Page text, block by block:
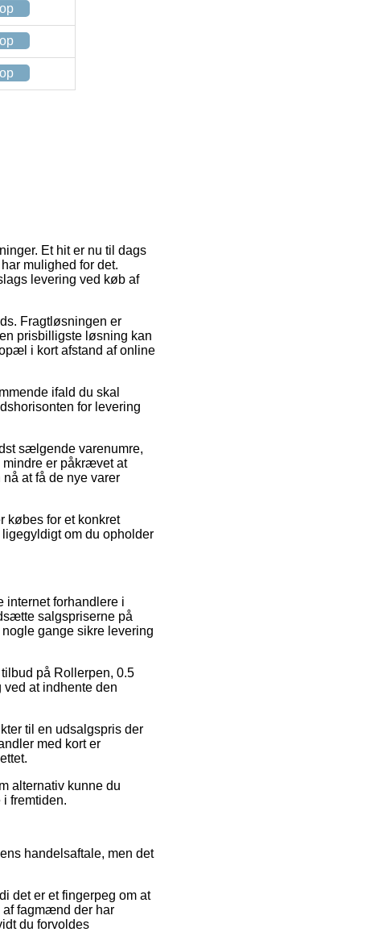
Et hit er nu til dags
mulighed for det.
levering ved køb af
Fragtløsningen er
prisbilligste løsning kan
i kort afstand af online
ifald du skal
for levering
sælgende varenumre,
er påkrævet at
at få de nye varer
købes for et konkret
om du opholder
internet forhandlere i
salgspriserne på
gange sikre levering
på Rollerpen, 0.5
at indhente den
til en udsalgspris der
med kort er
alternativ kunne du
fremtiden.
handelsaftale, men det
det er et fingerpeg om at
af fagmænd der har
du forvoldes